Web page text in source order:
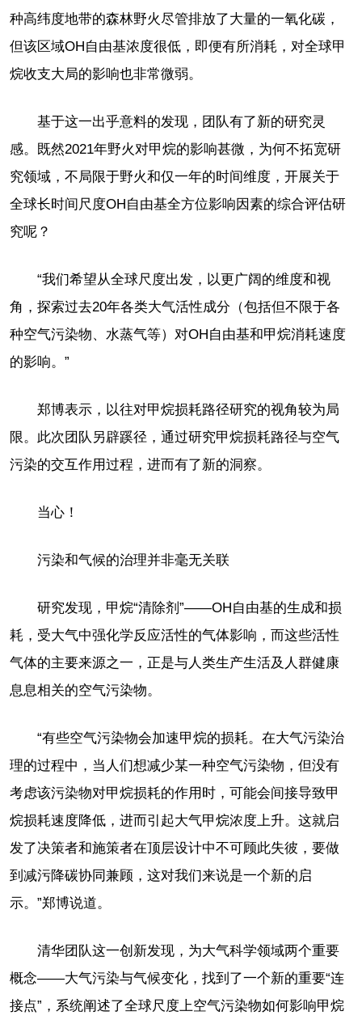
种高纬度地带的森林野火尽管排放了大量的一氧化碳，
但该区域OH自由基浓度很低，即便有所消耗，对全球甲
烷收支大局的影响也非常微弱。
基于这一出乎意料的发现，团队有了新的研究灵
感。既然2021年野火对甲烷的影响甚微，为何不拓宽研
究领域，不局限于野火和仅一年的时间维度，开展关于
全球长时间尺度OH自由基全方位影响因素的综合评估研
究呢？
“我们希望从全球尺度出发，以更广阔的维度和视
角，探索过去20年各类大气活性成分（包括但不限于各
种空气污染物、水蒸气等）对OH自由基和甲烷消耗速度
的影响。”
郑博表示，以往对甲烷损耗路径研究的视角较为局
限。此次团队另辟蹊径，通过研究甲烷损耗路径与空气
污染的交互作用过程，进而有了新的洞察。
当心！
污染和气候的治理并非毫无关联
研究发现，甲烷“清除剂”——OH自由基的生成和损
耗，受大气中强化学反应活性的气体影响，而这些活性
气体的主要来源之一，正是与人类生产生活及人群健康
息息相关的空气污染物。
“有些空气污染物会加速甲烷的损耗。在大气污染治
理的过程中，当人们想减少某一种空气污染物，但没有
考虑该污染物对甲烷损耗的作用时，可能会间接导致甲
烷损耗速度降低，进而引起大气甲烷浓度上升。这就启
发了决策者和施策者在顶层设计中不可顾此失彼，要做
到减污降碳协同兼顾，这对我们来说是一个新的启
示。”郑博说道。
清华团队这一创新发现，为大气科学领域两个重要
概念——大气污染与气候变化，找到了一个新的重要“连
接点”，系统阐述了全球尺度上空气污染物如何影响甲烷